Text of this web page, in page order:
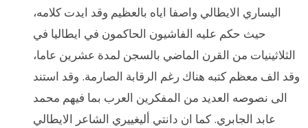
اليساري الايطالي واصفا اياه بالعظيم وقد ايدت كلامه،
حيث حكم عليه الفاشيون الحاكمون في ايطاليا في
الثلاثينيات من القرن الماضي بالسجن لمدة عشرين عاما،
وقد الف معظم كتبه هناك رغم الرقابة الصارمة. وقد استند
الى نصوصه العديد من المفكرين العرب بما فيهم محمد
عابد الجابري. كما ان دانتي أليغييري الشاعر الايطالي